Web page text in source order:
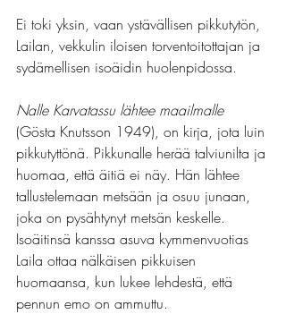
Ei toki yksin, vaan ystävällisen pikkutytön,
Lailan, vekkulin iloisen torventoitottajan ja
sydämellisen isoäidin huolenpidossa.
Nalle Karvatassu lähtee maailmalle
(Gösta Knutsson 1949), on kirja, jota luin
pikkutyttönä. Pikkunalle herää talviunilta ja
huomaa, että äitiä ei näy. Hän lähtee
tallustelemaan metsään ja osuu junaan,
joka on pysähtynyt metsän keskelle.
Isoäitinsä kanssa asuva kymmenvuotias
Laila ottaa nälkäisen pikkuisen
huomaansa, kun lukee lehdestä, että
pennun emo on ammuttu.